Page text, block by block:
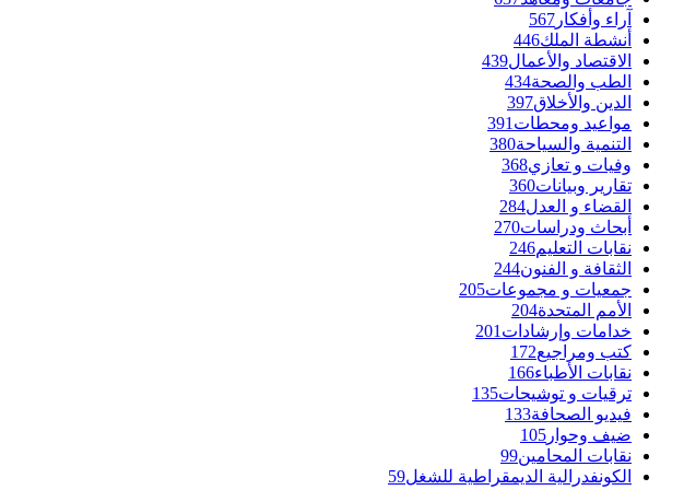
آراء وأفكار 567
أنشطة الملك446
الاقتصاد والأعمال439
الطب والصحة434
الدين والأخلاق397
مواعيد ومحطات 391
التنمية والسياحة380
وفيات و تعازي368
تقارير وبيانات360
القضاء و العدل284
أبحاث ودراسات270
نقابات التعليم246
الثقافة و الفنون244
جمعيات و مجموعات205
الأمم المتحدة204
خدامات وإرشادات 201
كتب ومراجيع172
نقابات الأطباء166
ترقيات و توشيحات135
فيديو الصحافة133
ضيف وحوار 105
نقابات المحامين99
الكونفدرالية الديمقراطية للشغل59